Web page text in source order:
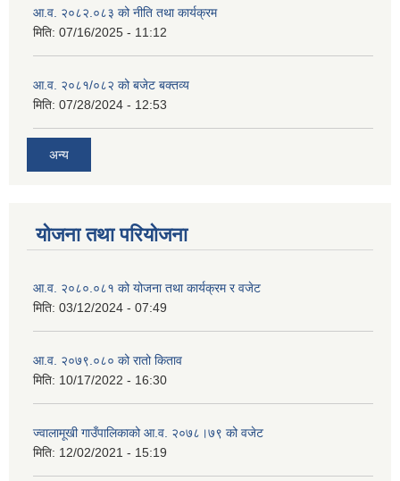
आ.व. २०८२.०८३ को नीति तथा कार्यक्रम
मिति: 07/16/2025 - 11:12
आ.व. २०८१/०८२ को बजेट बक्तव्य
मिति: 07/28/2024 - 12:53
अन्य
योजना तथा परियोजना
आ.व. २०८०.०८१ को योजना तथा कार्यक्रम र वजेट
मिति: 03/12/2024 - 07:49
आ.व. २०७९.०८० को रातो किताव
मिति: 10/17/2022 - 16:30
ज्वालामूखी गाउँपालिकाको आ.व. २०७८।७९ को वजेट
मिति: 12/02/2021 - 15:19